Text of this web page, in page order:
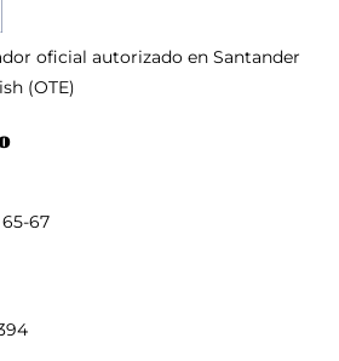
oficial autorizado en Santander
(OTE)
67